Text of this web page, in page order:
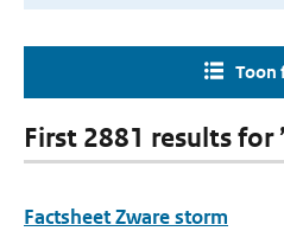
Toon
First 2881 results for
Factsheet Zware storm